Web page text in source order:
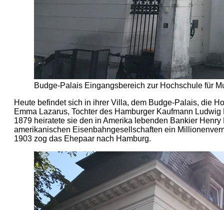
Budge-Palais Eingangsbereich zur Hochschule für
Heute befindet sich in ihrer Villa, dem Budge-Palais, die
Emma Lazarus, Tochter des Hamburger Kaufmann
1879 heiratete sie den in Amerika lebenden Bankier
amerikanischen Eisenbahngesellschaften ein
1903 zog das Ehepaar nach Hamburg.